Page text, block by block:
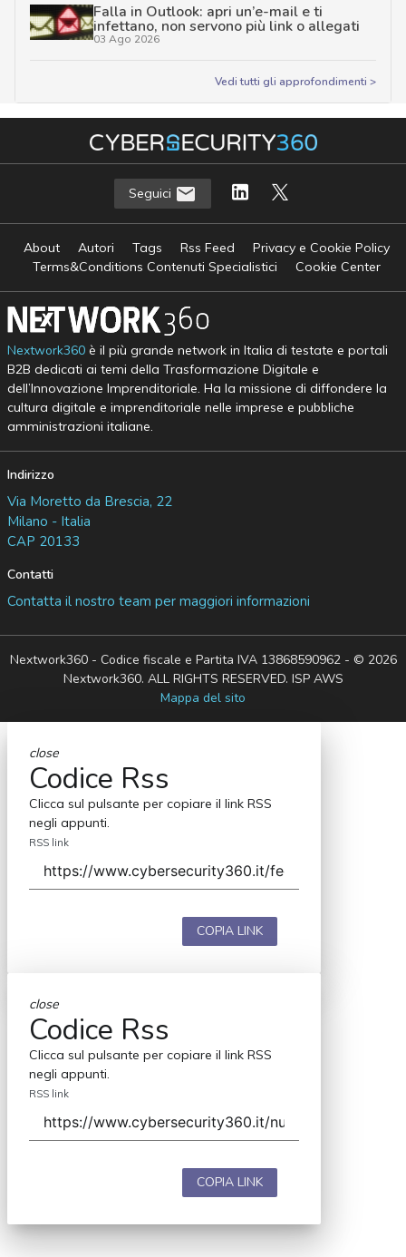
Falla in Outlook: apri un’e-mail e ti
infettano, non servono più link o allegati
03 Ago 2026
Vedi tutti gli approfondimenti >
Seguici
About Autori Tags Rss Feed
Privacy e Cookie Policy
Terms&Conditions Contenuti Specialistici
Cookie Center
Nextwork360è il più grande network in Italia di testate e portali
B2B dedicati ai temi della Trasformazione Digitale e
dell’Innovazione Imprenditoriale. Ha la missione di diffondere la
cultura digitale e imprenditoriale nelle imprese e pubbliche
amministrazioni italiane.
Indirizzo
Via Moretto da Brescia, 22
Milano - Italia
CAP 20133
Contatti
Contatta il nostro team per maggiori informazioni
Nextwork360 - Codice fiscale e Partita IVA 13868590962 - © 2026
Nextwork360. ALL RIGHTS RESERVED. ISP AWS
Mappa del sito
close
Codice Rss
Clicca sul pulsante per copiare il link RSS
negli appunti.
RSS link
COPIA LINK
close
Codice Rss
Clicca sul pulsante per copiare il link RSS
negli appunti.
RSS link
COPIA LINK